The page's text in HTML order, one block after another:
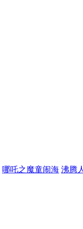
哪吒之魔童闹海 沸腾